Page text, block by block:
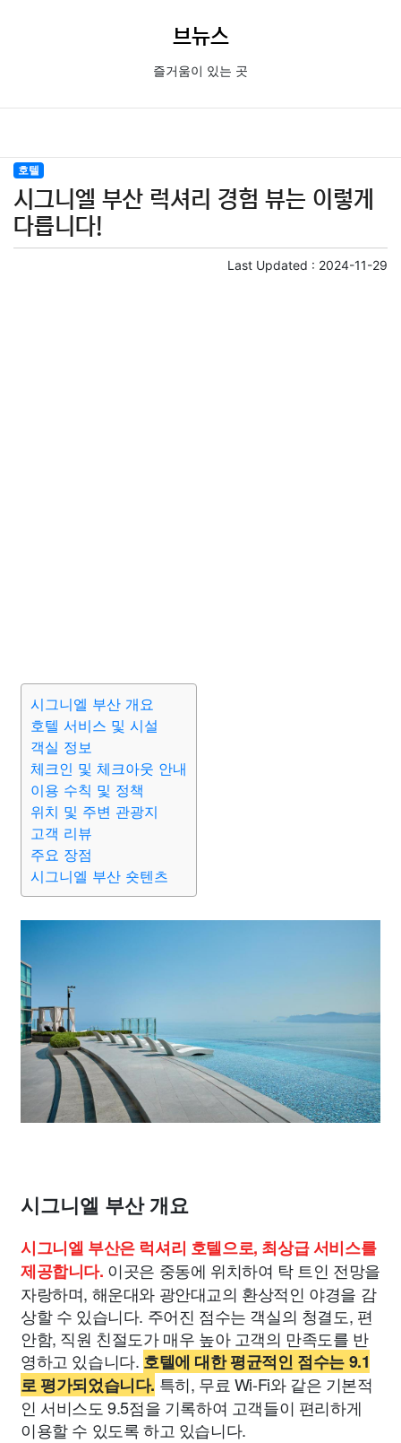
브뉴스
즐거움이 있는 곳
호텔
시그니엘 부산 럭셔리 경험 뷰는 이렇게
다릅니다!
Last Updated : 2024-11-29
시그니엘 부산 개요
호텔 서비스 및 시설
객실 정보
체크인 및 체크아웃 안내
이용 수칙 및 정책
위치 및 주변 관광지
고객 리뷰
주요 장점
시그니엘 부산 숏텐츠
시그니엘 부산 개요
시그니엘 부산은 럭셔리 호텔으로, 최상급 서비스를
제공합니다. 이곳은 중동에 위치하여 탁 트인 전망을
자랑하며, 해운대와 광안대교의 환상적인 야경을 감
상할 수 있습니다. 주어진 점수는 객실의 청결도, 편
안함, 직원 친절도가 매우 높아 고객의 만족도를 반
영하고 있습니다. 호텔에 대한 평균적인 점수는 9.1
로 평가되었습니다. 특히, 무료 Wi-Fi와 같은 기본적
인 서비스도 9.5점을 기록하여 고객들이 편리하게
이용할 수 있도록 하고 있습니다.